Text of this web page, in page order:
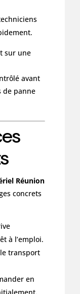
sur une
avant
de panne
Réunion
concrets
à l’emploi.
transport
en